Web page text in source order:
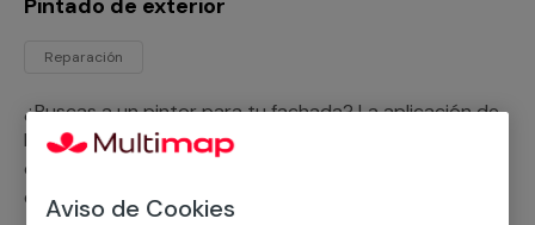
Pintado de exterior
Reparación
¿Buscas a un pintor para tu fachada? La aplicación de
la pintura de fachadas exige a especialistas. En nuestro
catálogo de servicios profesionales encontrarás a
expertos en pintura exterior de cualquier tipo de
Aviso de Cookies